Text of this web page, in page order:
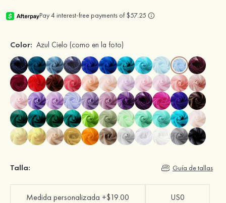
Color: Azul Cielo (como en la foto)
Talla: Guía de tallas
Medida personalizada +$19.00 US0